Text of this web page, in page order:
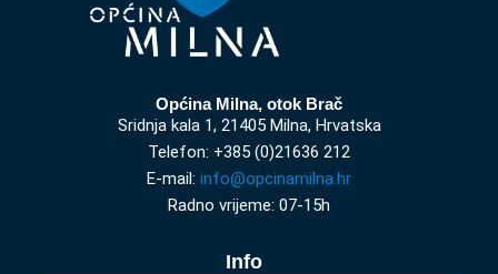
Općina Milna, otok Brač
Sridnja kala 1, 21405 Milna, Hrvatska
Telefon: +385 (0)21636 212
E-mail: info@opcinamilna.hr
Radno vrijeme: 07-15h
Info